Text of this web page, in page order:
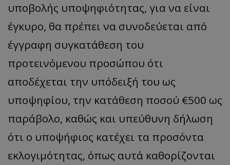
υποβολής υποψηφιότητας, για να είναι
έγκυρο, θα πρέπει να συνοδεύεται από
έγγραφη συγκατάθεση του
προτεινόμενου προσώπου ότι
αποδέχεται την υπόδειξή του ως
υποψηφίου, την κατάθεση ποσού €500 ως
παράβολο, καθώς και υπεύθυνη δήλωση
ότι ο υποψήφιος κατέχει τα προσόντα
εκλογιμότητας, όπως αυτά καθορίζονται